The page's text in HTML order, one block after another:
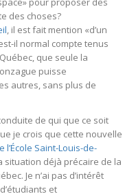
des choses?
, il est fait mention «d’un
il normal compte tenus
que seule la
puisse
autres, sans plus de
de qui que ce soit
je crois que cette nouvelle
l’École Saint-Louis-de-
déjà précaire de la
Je n’ai pas d’intérêt
et